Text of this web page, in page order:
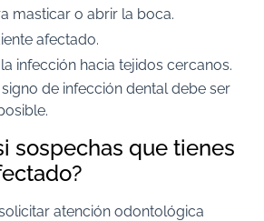
masticar o abrir la boca.
afectado.
infección hacia tejidos cercanos.
de infección dental debe ser
sospechas que tienes
atención odontológica